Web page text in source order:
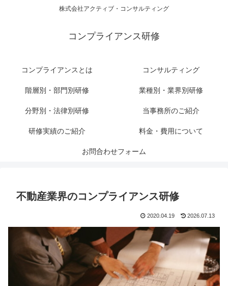
株式会社アクティブ・コンサルティング
コンプライアンス研修
コンプライアンスとは コンサルティング
階層別・部門別研修 業種別・業界別研修
分野別・法律別研修 当事務所のご紹介
研修実績のご紹介 料金・費用について
お問合わせフォーム
不動産業界のコンプライアンス研修
2020.04.19 2026.07.13